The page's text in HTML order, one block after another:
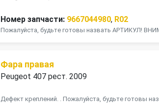
Номер запчасти: 9667044980, R02
Пожалуйста, будьте готовы назвать АРТИКУЛ!
Фара правая
Peugeot 407 рест. 2009
Дефект креплений. . Пожалуйста, будьте готовы